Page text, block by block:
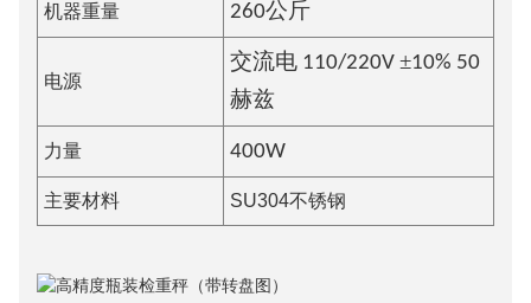
机器重量 260公斤
电源
交流电 110/220V ±10% 50
赫兹
力量 400W
主要材料 SU304不锈钢